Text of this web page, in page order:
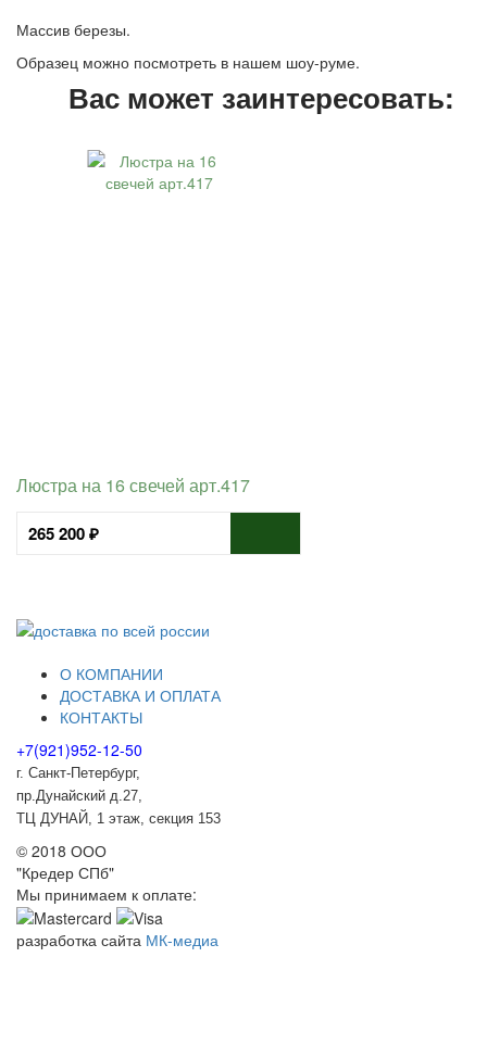
Массив березы.
Образец можно посмотреть в нашем шоу-руме.
Вас может заинтересовать:
Люстра на 16 свечей арт.417
265 200 ₽
О КОМПАНИИ
ДОСТАВКА И ОПЛАТА
КОНТАКТЫ
+7(921)952-12-50
г. Санкт-Петербург,
пр.Дунайский д.27,
ТЦ ДУНАЙ, 1 этаж, секция 153
© 2018 ООО
"Кредер СПб"
Мы принимаем к оплате:
разработка сайта МК-медиа